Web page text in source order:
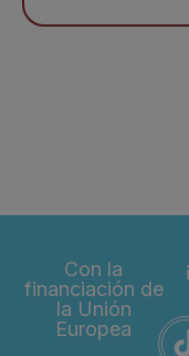
Con la
financiación de
la Unión
Europea